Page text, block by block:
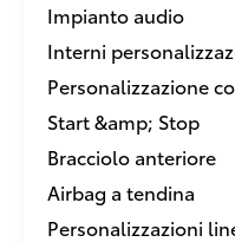
Impianto audio
Interni
Personalizzazione
Start &amp; Stop
Bracciolo anteriore
Airbag a tendina
Personalizzazioni